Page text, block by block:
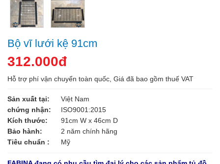
Bộ vĩ lưới kệ 91cm
312.000đ
Hỗ trợ phí vận chuyển toàn quốc, Giá đã bao gồm thuế VAT
Sản xuất tại:
Việt Nam
chứng nhận:
ISO9001:2015
Kích thước:
91cm W x 46cm D
Bảo hành:
2 năm chính hãng
Tiêu chuẩn :
Mỹ